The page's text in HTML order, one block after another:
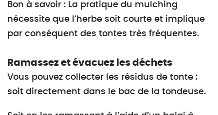
Bon à savoir : La pratique du mulching
nécessite que l’herbe soit courte et implique
par conséquent des tontes très fréquentes.
Ramassez et évacuez les déchets
Vous pouvez collecter les résidus de tonte :
soit directement dans le bac de la tondeuse.